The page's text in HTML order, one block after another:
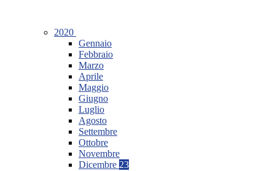
2020
Gennaio
Febbraio
Marzo
Aprile
Maggio
Giugno
Luglio
Agosto
Settembre
Ottobre
Novembre
Dicembre 23